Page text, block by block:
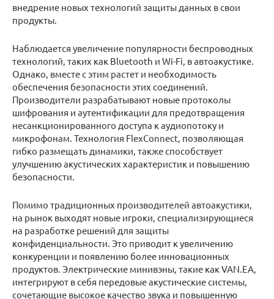
внедрение новых технологий защиты данных в свои
продукты.
Наблюдается увеличение популярности беспроводных
технологий, таких как Bluetooth и Wi-Fi, в автоакустике.
Однако, вместе с этим растет и необходимость
обеспечения безопасности этих соединений.
Производители разрабатывают новые протоколы
шифрования и аутентификации для предотвращения
несанкционированного доступа к аудиопотоку и
микрофонам. Технология FlexConnect, позволяющая
гибко размещать динамики, также способствует
улучшению акустических характеристик и повышению
безопасности.
Помимо традиционных производителей автоакустики,
на рынок выходят новые игроки, специализирующиеся
на разработке решений для защиты
конфиденциальности. Это приводит к увеличению
конкуренции и появлению более инновационных
продуктов. Электрические минивэны, такие как VAN.EA,
интегрируют в себя передовые акустические системы,
сочетающие высокое качество звука и повышенную